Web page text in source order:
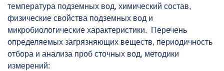
температура подземных вод, химический состав,
физические свойства подземных вод и
микробиологические характеристики. Перечень
определяемых загрязняющих веществ, периодичность
отбора и анализа проб сточных вод, методики
измерений: